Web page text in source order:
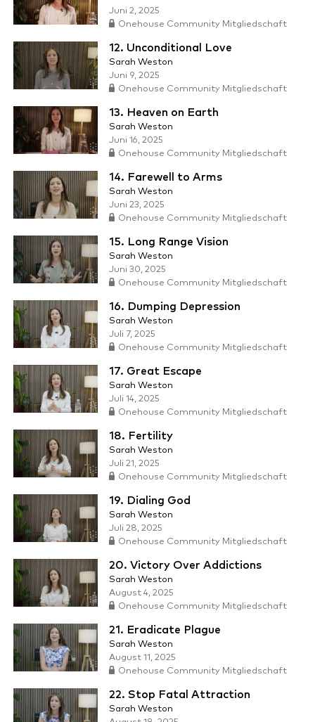
Juni 2, 2025
Onehouse Community Mitgliedschaft
12. Unconditional Love
Sarah Weston
Juni 9, 2025
Onehouse Community Mitgliedschaft
13. Heaven on Earth
Sarah Weston
Juni 16, 2025
Onehouse Community Mitgliedschaft
14. Farewell to Arms
Sarah Weston
Juni 23, 2025
Onehouse Community Mitgliedschaft
15. Long Range Vision
Sarah Weston
Juni 30, 2025
Onehouse Community Mitgliedschaft
16. Dumping Depression
Sarah Weston
Juli 7, 2025
Onehouse Community Mitgliedschaft
17. Great Escape
Sarah Weston
Juli 14, 2025
Onehouse Community Mitgliedschaft
18. Fertility
Sarah Weston
Juli 21, 2025
Onehouse Community Mitgliedschaft
19. Dialing God
Sarah Weston
Juli 28, 2025
Onehouse Community Mitgliedschaft
20. Victory Over Addictions
Sarah Weston
August 4, 2025
Onehouse Community Mitgliedschaft
21. Eradicate Plague
Sarah Weston
August 11, 2025
Onehouse Community Mitgliedschaft
22. Stop Fatal Attraction
Sarah Weston